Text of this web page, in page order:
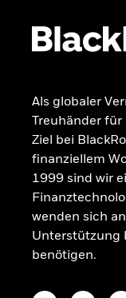
Deutschland
OGAW-
Portfolio-ETF-
Als globaler
Treuhänder für
Ziel bei
finanziellem
1999 sind wir
wenden sich
Unterstützung
benötigen.